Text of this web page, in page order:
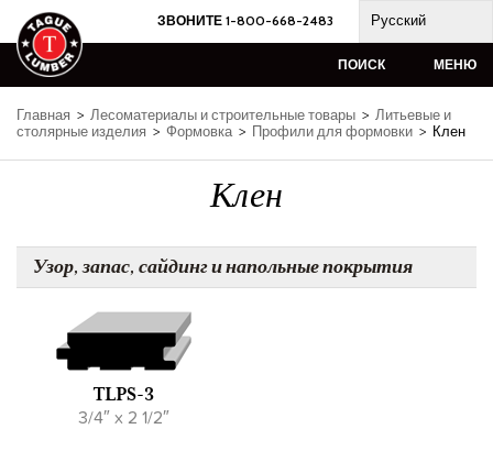
Skip
to
content
ЗВОНИТЕ 1-800-668-2483 Русский
ПОИСК МЕНЮ
Главная > Лесоматериалы и строительные товары > Литьевые и
столярные изделия > Формовка> Профили для формовки > Клен
Клен
Узор, запас, сайдинг и напольные покрытия
TLPS-3
3/4″ x 2 1/2″